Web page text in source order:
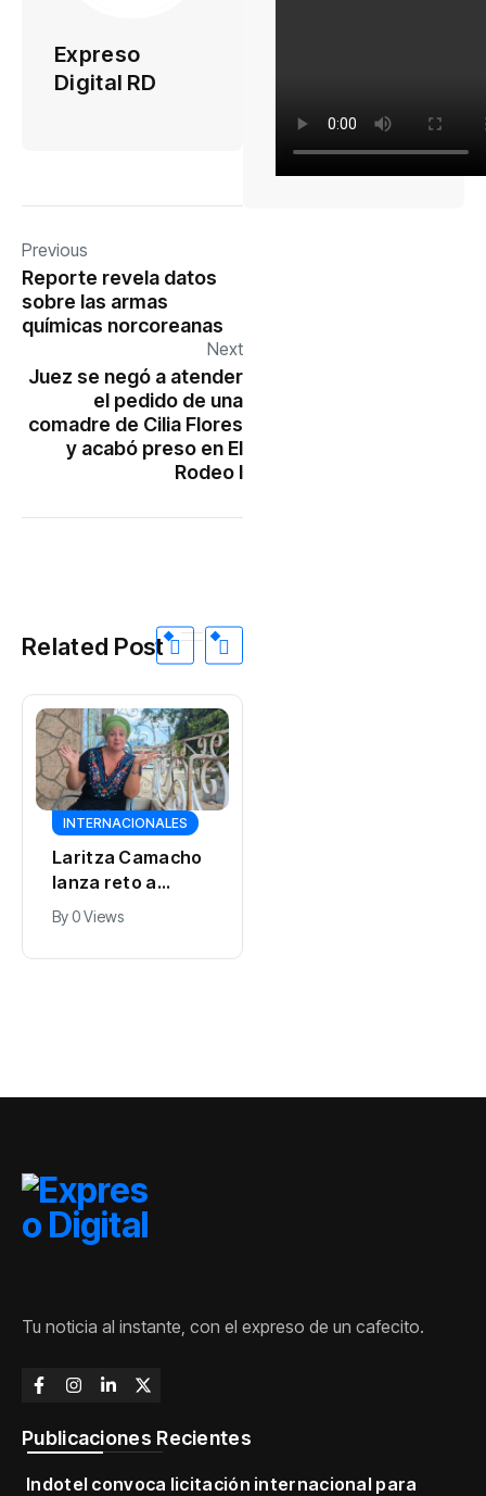
Expreso
Digital RD
Previous
Reporte revela datos
sobre las armas
químicas norcoreanas
Next
Juez se negó a atender
el pedido de una
comadre de Cilia Flores
y acabó preso en El
Rodeo I
Related Post
INTERNACIONALES
Laritza Camacho
lanza reto a
militantes del
PCC: «Hagamos la
prueba»
By0 Views
Tu noticia al instante, con el expreso de un cafecito.
Publicaciones Recientes
Indotel convoca licitación internacional para